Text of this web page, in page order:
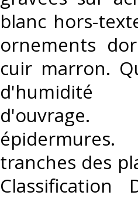
blanc hors-
ornements
cuir marron.
tranches des
Classification